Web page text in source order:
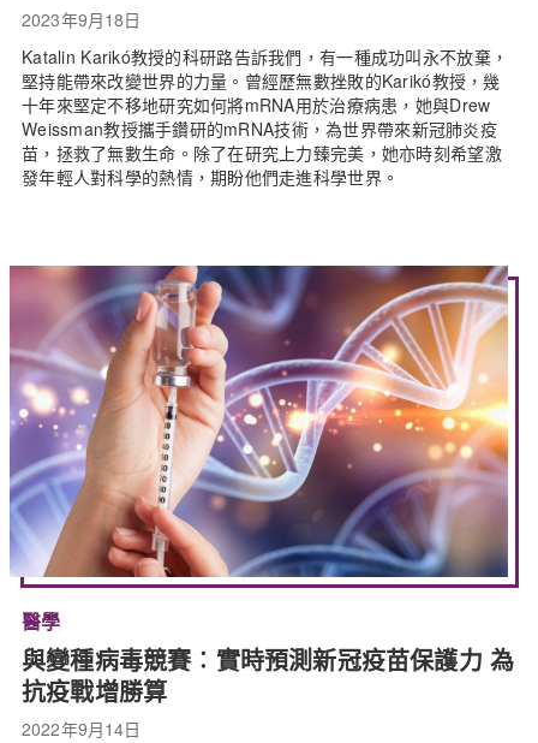
2023年9月18日
Katalin Karikó教授的科研路告訴我們，有一種成功叫永不放棄，
堅持能帶來改變世界的力量。曾經歷無數挫敗的Karikó教授，幾
十年來堅定不移地研究如何將mRNA用於治療病患，她與Drew
Weissman教授攜手鑽研的mRNA技術，為世界帶來新冠肺炎疫
苗，拯救了無數生命。除了在研究上力臻完美，她亦時刻希望激
發年輕人對科學的熱情，期盼他們走進科學世界。
醫學
與變種病毒競賽︰實時預測新冠疫苗保護力 為
抗疫戰增勝算
2022年9月14日